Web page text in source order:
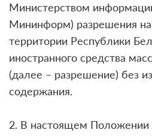
Министерством
Мининформ) разрешения на
территории Республики
иностранного средства
(далее – разрешение) без
содержания.
2. В настоящем Положении